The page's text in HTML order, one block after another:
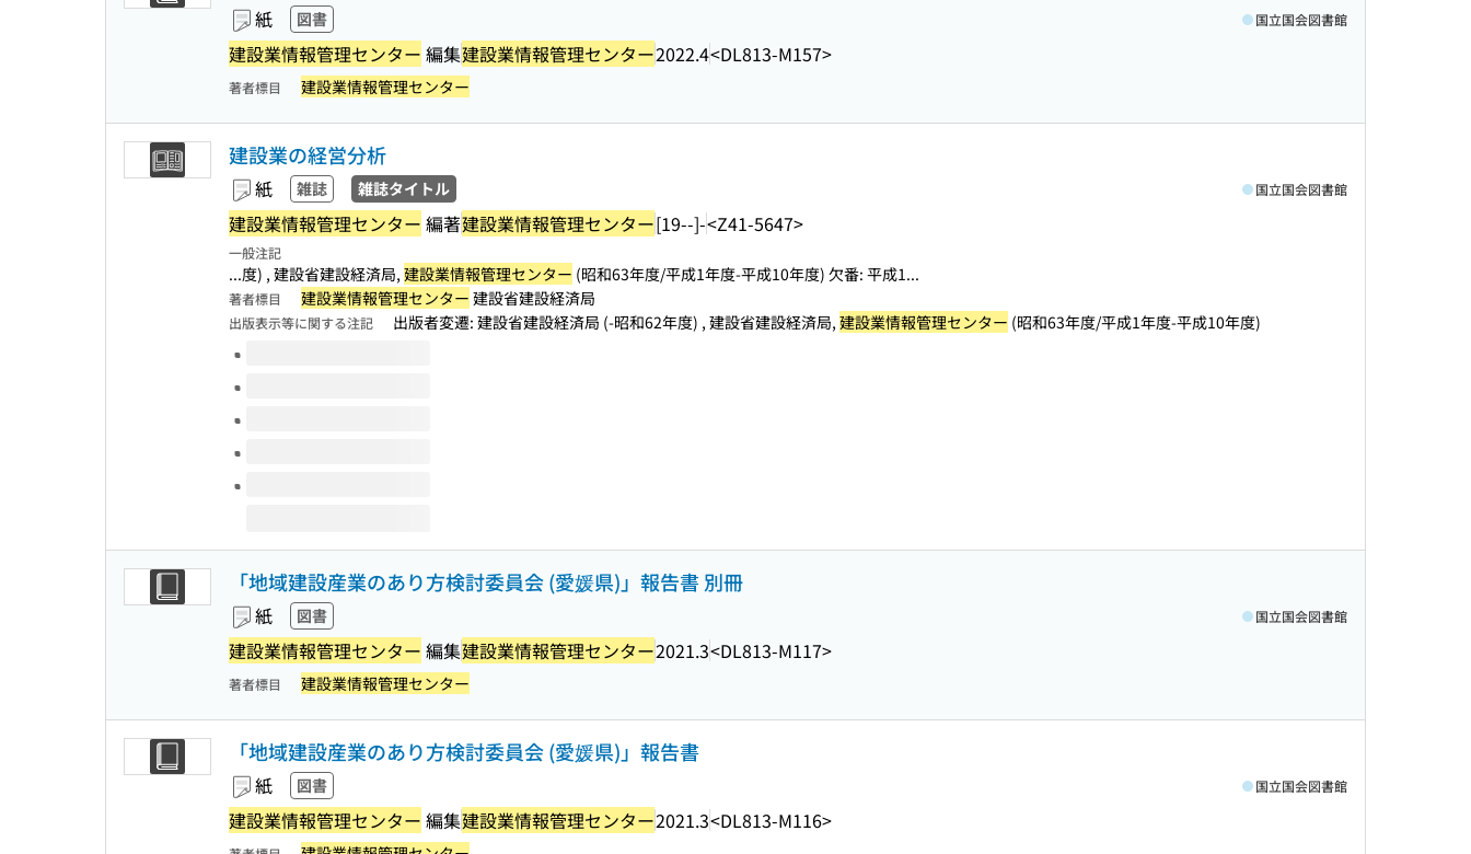
紙 図書
建設業情報管理センター 編集建設業情報管理センター2022.4<DL813-M157>
国立国会図書館
著者標目 建設業情報管理センター
建設業の経営分析
紙 雑誌 雑誌タイトル
建設業情報管理センター 編著建設業情報管理センター[19--]-<Z41-5647>
国立国会図書館
一般注記
...度) , 建設省建設経済局, 建設業情報管理センター (昭和63年度/平成1年度-平成10年度) 欠番: 平成1...
著者標目 建設業情報管理センター 建設省建設経済局
出版表示等に関する注記 出版者変遷: 建設省建設経済局 (-昭和62年度) , 建設省建設経済局, 建設業情報管理センター (昭和63年度/平成1年度-平成10年度)
このタイトルの巻号
「地域建設産業のあり方検討委員会 (愛媛県)」報告書 別冊
紙 図書
建設業情報管理センター 編集建設業情報管理センター2021.3<DL813-M117>
国立国会図書館
著者標目 建設業情報管理センター
「地域建設産業のあり方検討委員会 (愛媛県)」報告書
紙 図書
建設業情報管理センター 編集建設業情報管理センター2021.3<DL813-M116>
国立国会図書館